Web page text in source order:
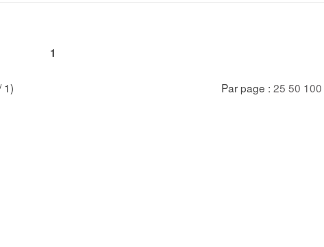
1
1) Par page : 25 50 100